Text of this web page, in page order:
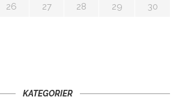
26 27 28 29
30
KATEGORIER